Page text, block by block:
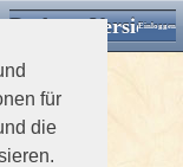
für
die
Desktop VersionEinloggen